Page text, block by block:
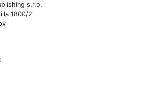
s.r.o.
1800/2